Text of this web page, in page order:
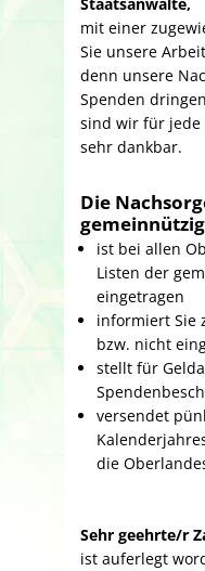
mit einer
Sie unsere
denn unsere
Spenden
sind wir für jede
sehr dankbar.
Die
ist bei allen
Listen der
eingetragen
informiert Sie
bzw. nicht
stellt für
versendet
die
Sehr geehrte/r
ist auferlegt